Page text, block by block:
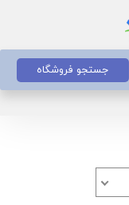
جستجو فروشگاه